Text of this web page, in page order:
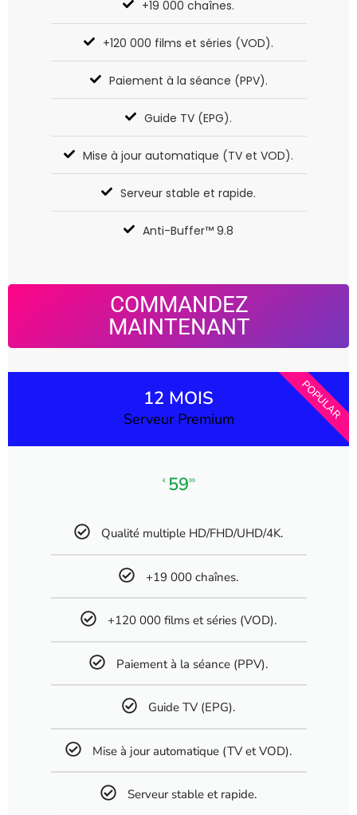
+19 000 chaînes.
+120 000 films et séries (VOD).
Paiement à la séance (PPV).
Guide TV (EPG).
Mise à jour automatique (TV et VOD).
Serveur stable et rapide.
Anti-Buffer™ 9.8
COMMANDEZ
MAINTENANT
12 MOIS
Serveur Premium
€ 5999
Qualité multiple HD/FHD/UHD/4K.
+19 000 chaînes.
+120 000 films et séries (VOD).
Paiement à la séance (PPV).
Guide TV (EPG).
Mise à jour automatique (TV et VOD).
Serveur stable et rapide.
POPULAR